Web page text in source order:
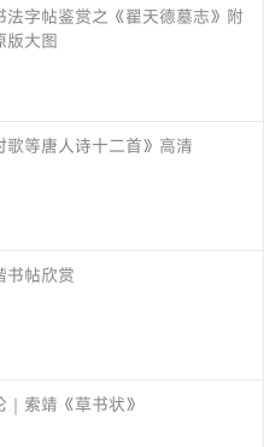
法字帖鉴赏之《翟天德墓志》附
版大图
歌等唐人诗十二首》高清
书帖欣赏
索靖《草书状》